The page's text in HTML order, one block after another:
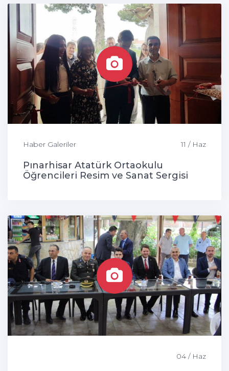
Haber Galeriler 11 / Haz
Pınarhisar Atatürk Ortaokulu
Öğrencileri Resim ve Sanat Sergisi
04 / Haz